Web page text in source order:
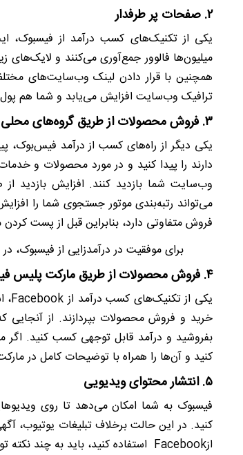
۲. صفحات پر طرفدار
یکی از تکنیک‌های کسب درآمد از فیسبوک،
میلیون‌ها فالوور جمع‌آوری می‌کنند و لایک‌های
همچنین با قرار دادن لینک وب‌سایت‌های
ترافیک وب‌سایت افزایش می‌یابد و شما هم
۳. فروش محصولات از طریق گروه‌های محلی
یکی دیگر از راه‌های کسب از درآمد
دارند را پیدا کنید و در مورد محصولات و
وب‌سایت شما بازدید کنند. افزایش بازدید
می‌تواند رتبه‌بندی موتور جستجوی شما را
فروش متفاوتی دارد، بنابراین قبل از پست
برای موفقیت در درآمدزایی از فیسبوک،
۴. فروش محصولات از طریق مارکت پلیس فیسبوک
یکی از تکنیک‌های کسب درآمد ازFacebook،
خرید و فروش محصولات بپردازند. از آنجایی
بفروشید و درآمد قابل توجهی کسب کنید. اگر
کنید و آن‌ها را همراه با توضیحات کامل در
۵. انتشار محتوای ویدیویی
فیسبوک به شما امکان می‌دهد تا روی
کنید. در این حالت برخلاف تبلیغات
ازFacebook استفاده کنید، باید به چند نکته